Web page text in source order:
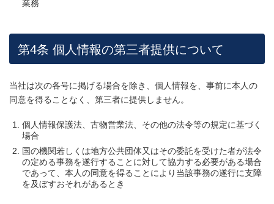
業務
第4条 個人情報の第三者提供について
当社は次の各号に掲げる場合を除き、個人情報を、事前に本人の
同意を得ることなく、第三者に提供しません。
個人情報保護法、古物営業法、その他の法令等の規定に基づく
場合
国の機関若しくは地方公共団体又はその委託を受けた者が法令
の定める事務を遂行することに対して協力する必要がある場合
であって、本人の同意を得ることにより当該事務の遂行に支障
を及ぼすおそれがあるとき